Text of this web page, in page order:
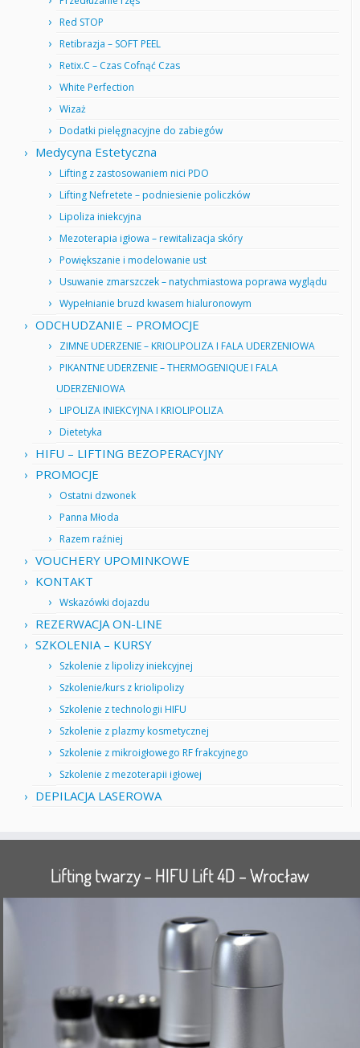
Red STOP
Retibrazja – SOFT PEEL
Retix.C – Czas Cofnąć Czas
White Perfection
Wizaż
Dodatki pielęgnacyjne do zabiegów
Medycyna Estetyczna
Lifting z zastosowaniem nici PDO
Lifting Nefretete – podniesienie policzków
Lipoliza iniekcyjna
Mezoterapia igłowa – rewitalizacja skóry
Powiększanie i modelowanie ust
Usuwanie zmarszczek – natychmiastowa poprawa wyglądu
Wypełnianie bruzd kwasem hialuronowym
ODCHUDZANIE – PROMOCJE
ZIMNE UDERZENIE – KRIOLIPOLIZA I FALA UDERZENIOWA
PIKANTNE UDERZENIE – THERMOGENIQUE I FALA
UDERZENIOWA
LIPOLIZA INIEKCYJNA I KRIOLIPOLIZA
Dietetyka
HIFU – LIFTING BEZOPERACYJNY
PROMOCJE
Ostatni dzwonek
Panna Młoda
Razem raźniej
VOUCHERY UPOMINKOWE
KONTAKT
Wskazówki dojazdu
REZERWACJA ON-LINE
SZKOLENIA – KURSY
Szkolenie z lipolizy iniekcyjnej
Szkolenie/kurs z kriolipolizy
Szkolenie z technologii HIFU
Szkolenie z plazmy kosmetycznej
Szkolenie z mikroigłowego RF frakcyjnego
Szkolenie z mezoterapii igłowej
DEPILACJA LASEROWA
Lifting twarzy – HIFU Lift 4D – Wrocław